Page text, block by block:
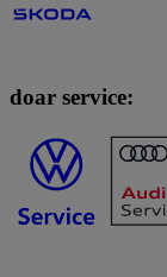
doar service: